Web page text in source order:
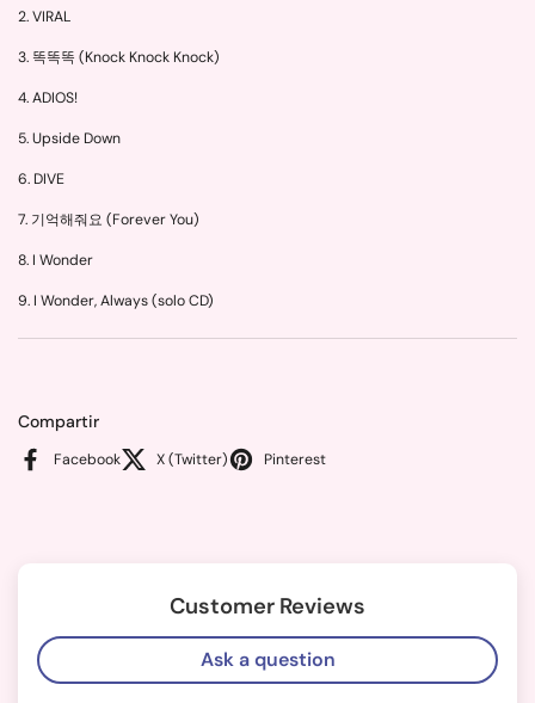
2. VIRAL
3. 똑똑똑 (Knock Knock Knock)
4. ADIOS!
5. Upside Down
6. DIVE
7. 기억해줘요 (Forever You)
8. I Wonder
9. I Wonder, Always (solo CD)
Compartir
Facebook X (Twitter) Pinterest
Customer Reviews
Ask a question